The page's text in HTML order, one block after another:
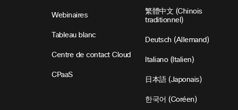
Webinaires
Tableau blanc
Centre de contact Cloud
CPaaS
繁體中文 (Chinois
traditionnel)
Deutsch (Allemand)
Italiano (Italien)
日本語 (Japonais)
한국어 (Coréen)